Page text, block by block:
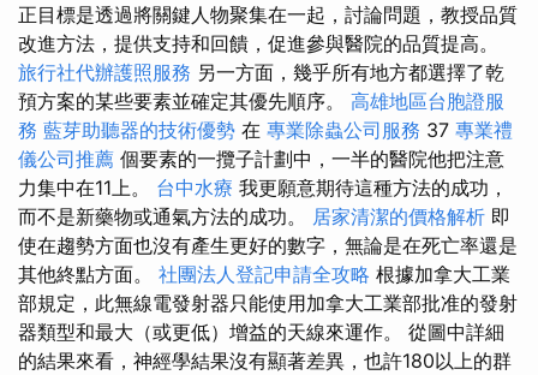
正目標是透過將關鍵人物聚集在一起，討論問題，教授品質
改進方法，提供支持和回饋，促進參與醫院的品質提高。
旅行社代辦護照服務 另一方面，幾乎所有地方都選擇了乾
預方案的某些要素並確定其優先順序。 高雄地區台胞證服
務 藍芽助聽器的技術優勢 在 專業除蟲公司服務 37 專業禮
儀公司推薦 個要素的一攬子計劃中，一半的醫院他把注意
力集中在11上。 台中水療 我更願意期待這種方法的成功，
而不是新藥物或通氣方法的成功。 居家清潔的價格解析 即
使在趨勢方面也沒有產生更好的數字，無論是在死亡率還是
其他終點方面。 社團法人登記申請全攻略 根據加拿大工業
部規定，此無線電發射器只能使用加拿大工業部批准的發射
器類型和最大（或更低）增益的天線來運作。 從圖中詳細
的結果來看，神經學結果沒有顯著差異，也許180以上的群